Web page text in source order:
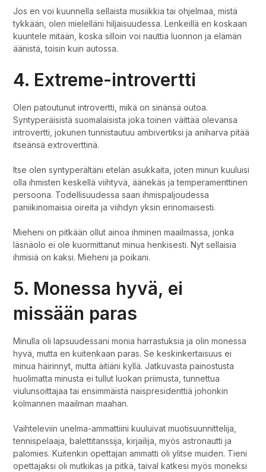
Jos en voi kuunnella sellaista musiikkia tai ohjelmaa, mistä
tykkään, olen mielelläni hiljaisuudessa. Lenkeillä en koskaan
kuuntele mitään, koska silloin voi nauttia luonnon ja elämän
äänistä, toisin kuin autossa.
4. Extreme-introvertti
Olen patoutunut introvertti, mikä on sinänsä outoa.
Syntyperäisistä suomalaisista joka toinen väittää olevansa
introvertti, jokunen tunnistautuu ambivertiksi ja aniharva pitää
itseänsä extroverttinä.
Itse olen syntyperältäni etelän asukkaita, joten minun kuuluisi
olla ihmisten keskellä viihtyvä, äänekäs ja temperamenttinen
persoona. Todellisuudessa saan ihmispaljoudessa
paniikinomaisia oireita ja viihdyn yksin erinomaisesti.
Mieheni on pitkään ollut ainoa ihminen maailmassa, jonka
läsnäolo ei ole kuormittanut minua henkisesti. Nyt sellaisia
ihmisiä on kaksi. Mieheni ja poikani.
5. Monessa hyvä, ei
missään paras
Minulla oli lapsuudessani monia harrastuksia ja olin monessa
hyvä, mutta en kuitenkaan paras. Se keskinkertaisuus ei
minua häirinnyt, mutta äitiäni kyllä. Jatkuvasta painostusta
huolimatta minusta ei tullut luokan priimusta, tunnettua
viulunsoittajaa tai ensimmäistä naispresidenttiä johonkin
kolmannen maailman maahan.
Vaihteleviin unelma-ammattiini kuuluivat muotisuunnittelija,
tennispelaaja, balettitanssija, kirjailija, myös astronautti ja
palomies. Kuitenkin opettajan ammatti oli ylitse muiden. Tieni
opettajaksi oli mutkikas ja pitkä, taival katkesi myös moneksi